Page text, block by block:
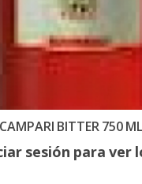
CAMPARI BITTER 750 ML
sesión para ver